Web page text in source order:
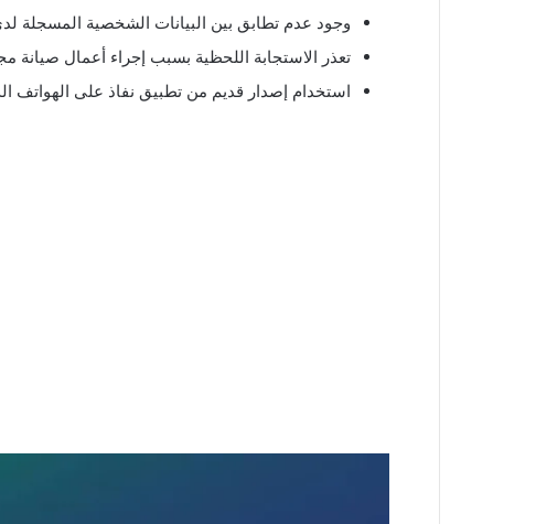
وجود عدم تطابق بين البيانات الشخصية المسجلة
تعذر الاستجابة اللحظية بسبب إجراء أعمال صيانة
استخدام إصدار قديم من تطبيق نفاذ على الهواتف الذكية